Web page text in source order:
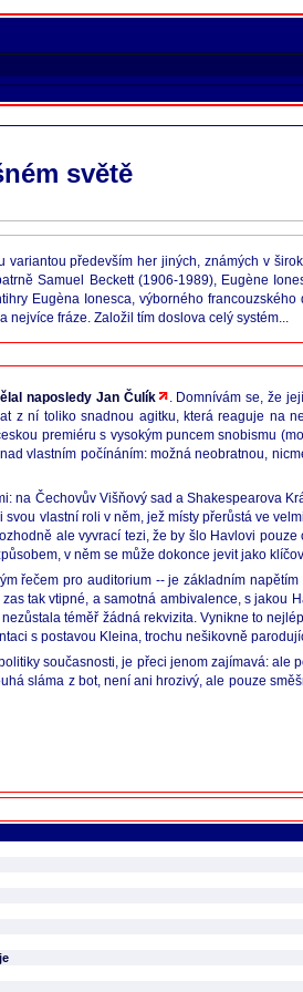
světě
především her jiných, známých v
Samuel Beckett (1906-1989), Eugène
Eugèna Ionesca, výborného
fráze. Založil tím doslova celý systém...
naposledy Jan Čulík
. Domnívám se, že
z ní toliko snadnou agitku, která reaguje na
premiéru s vysokým puncem snobismu
vlastním počínáním: možná neobratnou,
na Čechovův Višňový sad a Shakespearova
vlastní roli v něm, jež místy přerůstá ve
ale vyvrací tezi, že by šlo Havlovi
v něm se může dokonce jevit jako
řečem pro auditorium -- je základním
zas tak vtipné, a samotná ambivalence, s jakou
téměř žádná rekvizita. Vynikne to
s postavou Kleina, trochu nešikovně
současnosti, je přeci jenom zajímavá: ale
sláma z bot, není ani hrozivý, ale pouze